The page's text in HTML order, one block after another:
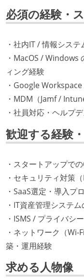
必須の経験・
・社内IT / 情報シス
・MacOS / Windows
ィング経験
・Google
・MDM（Jamf /
・社員対応・ヘルプ
歓迎する経験
・スタートアップで
・セキュリティ対策
・SaaS選定・導入プ
・IT資産管理システ
・ISMS / プライバシ
・ネットワーク（
築・運用経験
求める人物像